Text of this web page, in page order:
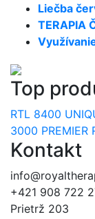
Liečba
TERAPIA
Top
RTL 8400
3000 PREMIER
Kontakt
+421 908 722
Prietrž 203